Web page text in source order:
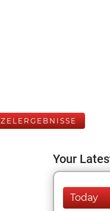
Your
Today